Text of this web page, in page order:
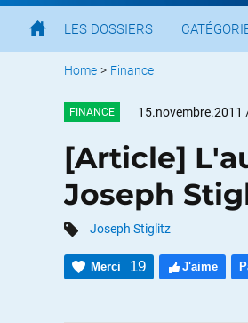
LES DOSSIERS
Home > Finance
FINANCE 15.novembre.2011
[Article]
Joseph
Joseph Stiglitz
Merci 19 J'aime